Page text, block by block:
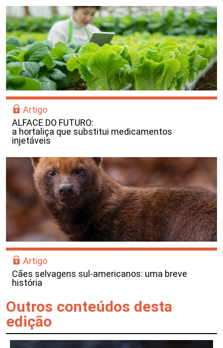
Artigo
ALFACE DO FUTURO:
a hortaliça que substitui medicamentos
injetáveis
Artigo
Cães selvagens sul-americanos: uma breve
história
Outros conteúdos desta
edição